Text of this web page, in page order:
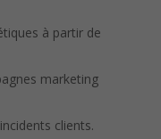
à partir de
marketing
clients.